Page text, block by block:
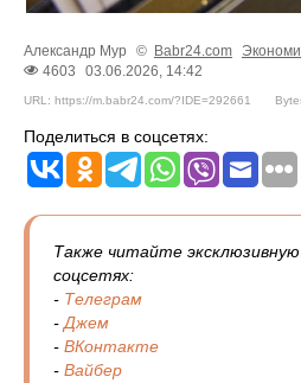
Александр Мур © Babr24.com
4603
03.06.2026, 14:42
URL: https://m.babr24.com/?IDE=292661
Поделиться в соцсетях:
Также читайте
соцсетях:
- Телеграм
-Джем
- ВКонтакте
- Вайбер